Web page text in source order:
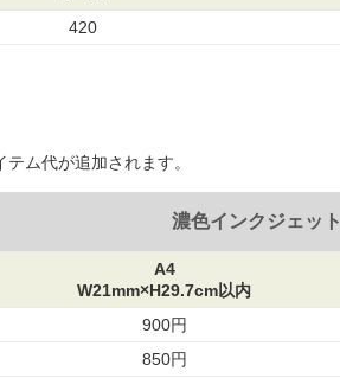
420
ム代が追加されます。
濃色インクジェット
A4
W21mm×H29.7cm以内
900円
850円